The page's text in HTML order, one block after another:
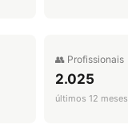
👥 Profissionais
2.025
últimos 12 meses